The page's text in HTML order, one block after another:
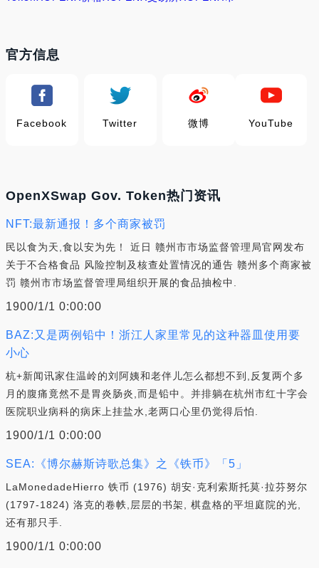
官方信息
Facebook Twitter 微博 YouTube
OpenXSwap Gov. Token热门资讯
NFT:最新通报！多个商家被罚
民以食为天,食以安为先！ 近日 赣州市市场监督管理局官网发布
关于不合格食品 风险控制及核查处置情况的通告 赣州多个商家被
罚 赣州市市场监督管理局组织开展的食品抽检中.
1900/1/1 0:00:00
BAZ:又是两例铅中！浙江人家里常见的这种器皿使用要
小心
杭+新闻讯家住温岭的刘阿姨和老伴儿怎么都想不到,反复两个多
月的腹痛竟然不是胃炎肠炎,而是铅中。并排躺在杭州市红十字会
医院职业病科的病床上挂盐水,老两口心里仍觉得后怕.
1900/1/1 0:00:00
SEA:《博尔赫斯诗歌总集》之《铁币》「5」
LaMonedadeHierro 铁币 (1976) 胡安·克利索斯托莫·拉芬努尔
(1797-1824) 洛克的卷帙,层层的书架, 棋盘格的平坦庭院的光,
还有那只手.
1900/1/1 0:00:00